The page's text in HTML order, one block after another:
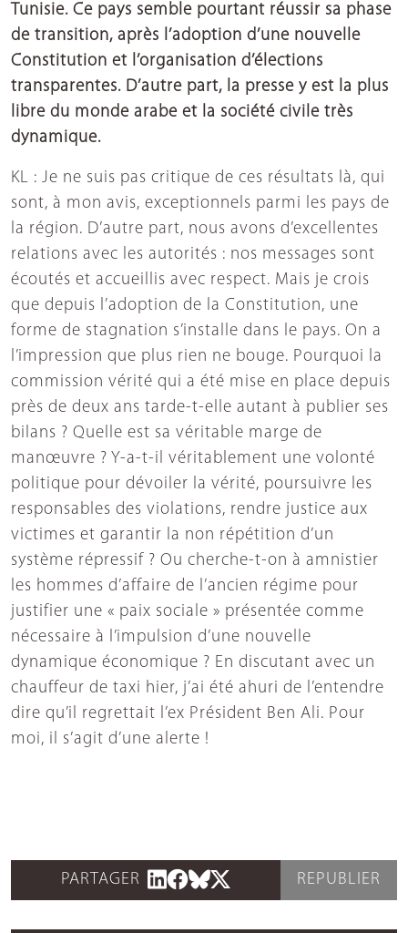
Tunisie. Ce pays semble pourtant réussir sa phase
de transition, après l’adoption d’une nouvelle
Constitution et l’organisation d’élections
transparentes. D’autre part, la presse y est la plus
libre du monde arabe et la société civile très
dynamique.
KL : Je ne suis pas critique de ces résultats là, qui
sont, à mon avis, exceptionnels parmi les pays de
la région. D’autre part, nous avons d’excellentes
relations avec les autorités : nos messages sont
écoutés et accueillis avec respect. Mais je crois
que depuis l’adoption de la Constitution, une
forme de stagnation s’installe dans le pays. On a
l’impression que plus rien ne bouge. Pourquoi la
commission vérité qui a été mise en place depuis
près de deux ans tarde-t-elle autant à publier ses
bilans ? Quelle est sa véritable marge de
manœuvre ? Y-a-t-il véritablement une volonté
politique pour dévoiler la vérité, poursuivre les
responsables des violations, rendre justice aux
victimes et garantir la non répétition d’un
système répressif ? Ou cherche-t-on à amnistier
les hommes d’affaire de l’ancien régime pour
justifier une « paix sociale » présentée comme
nécessaire à l’impulsion d’une nouvelle
dynamique économique ? En discutant avec un
chauffeur de taxi hier, j’ai été ahuri de l’entendre
dire qu’il regrettait l’ex Président Ben Ali. Pour
moi, il s’agit d’une alerte !
PARTAGER REPUBLIER